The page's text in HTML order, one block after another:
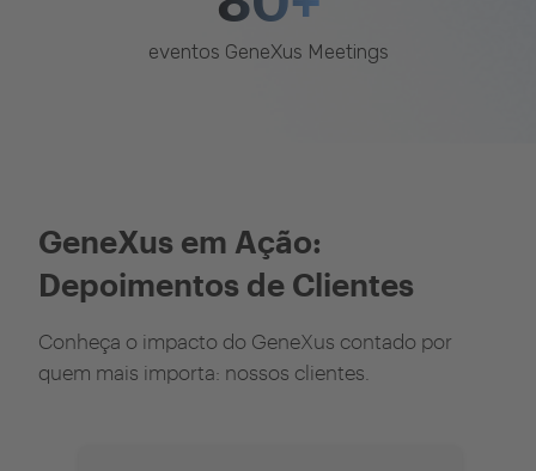
eventos GeneXus Meetings
GeneXus em Ação:
Depoimentos de Clientes
Conheça o impacto do GeneXus contado por
quem mais importa: nossos clientes.